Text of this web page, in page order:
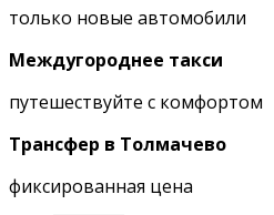
только новые автомобили
Междугороднее такси
путешествуйте с комфортом
Трансфер в Толмачево
фиксированная цена